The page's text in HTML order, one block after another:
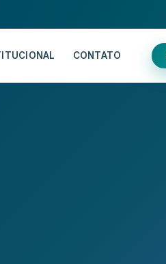
CONTATO